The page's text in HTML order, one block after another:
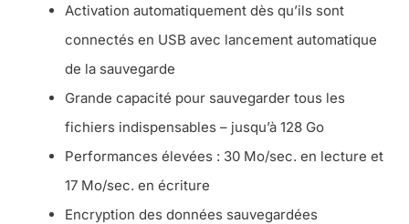
Activation automatiquement dès qu’ils sont
connectés en USB avec lancement automatique
de la sauvegarde
Grande capacité pour sauvegarder tous les
fichiers indispensables – jusqu’à 128 Go
Performances élevées : 30 Mo/sec. en lecture et
17 Mo/sec. en écriture
Encryption des données sauvegardées